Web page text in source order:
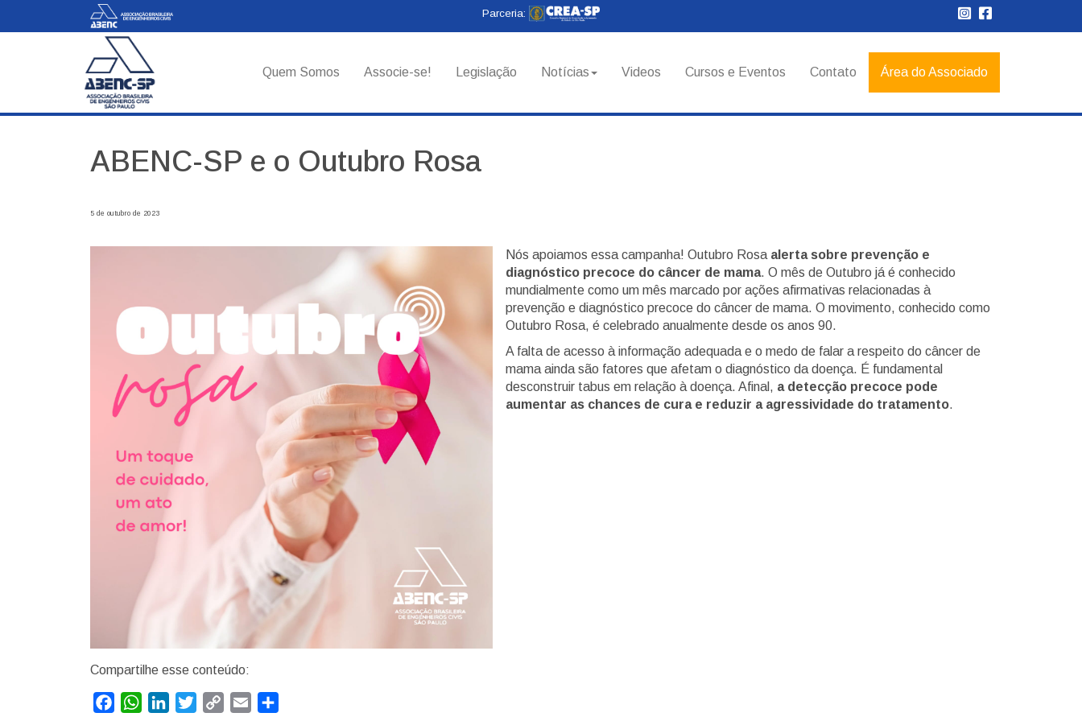
Parceria:
Quem Somos Associe-se! Legislação Notícias Videos Cursos e Eventos Contato Área do Associado
ABENC-SP e o Outubro Rosa
5 de outubro de 2023
Nós apoiamos essa campanha! Outubro Rosa alerta sobre prevenção e
diagnóstico precoce do câncer de mama. O mês de Outubro já é conhecido
mundialmente como um mês marcado por ações afirmativas relacionadas à
prevenção e diagnóstico precoce do câncer de mama. O movimento, conhecido como
Outubro Rosa, é celebrado anualmente desde os anos 90.
A falta de acesso à informação adequada e o medo de falar a respeito do câncer de
mama ainda são fatores que afetam o diagnóstico da doença. É fundamental
desconstruir tabus em relação à doença. Afinal, a detecção precoce pode
aumentar as chances de cura e reduzir a agressividade do tratamento.
Compartilhe esse conteúdo:
FacebookWhatsAppLinkedInTwitterCopy
Email